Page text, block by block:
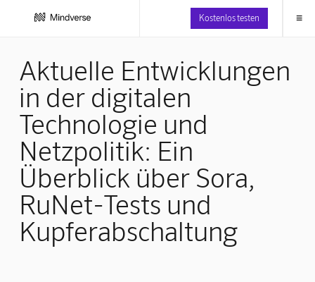
Kostenlos testen ≡
Aktuelle Entwicklungen
in der digitalen
Technologie und
Netzpolitik: Ein
Überblick über Sora,
RuNet-Tests und
Kupferabschaltung